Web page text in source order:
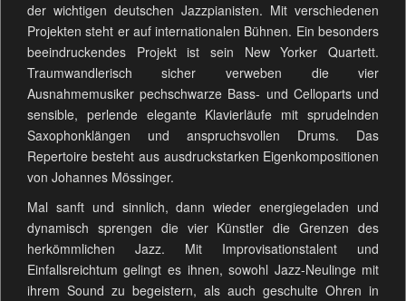
der wichtigen deutschen Jazzpianisten. Mit verschiedenen
Projekten steht er auf internationalen Bühnen. Ein besonders
beeindruckendes Projekt ist sein New Yorker Quartett.
Traumwandlerisch sicher verweben die vier
Ausnahmemusiker pechschwarze Bass- und Celloparts und
sensible, perlende elegante Klavierläufe mit sprudelnden
Saxophonklängen und anspruchsvollen Drums. Das
Repertoire besteht aus ausdruckstarken Eigenkompositionen
von Johannes Mössinger.
Mal sanft und sinnlich, dann wieder energiegeladen und
dynamisch sprengen die vier Künstler die Grenzen des
herkömmlichen Jazz. Mit Improvisationstalent und
Einfallsreichtum gelingt es ihnen, sowohl Jazz-Neulinge mit
ihrem Sound zu begeistern, als auch geschulte Ohren in